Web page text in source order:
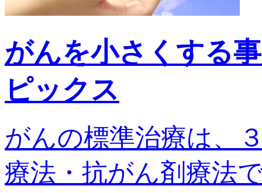
がんを小さくする
ピックス
がんの標準治療は、
療法・抗がん剤療法